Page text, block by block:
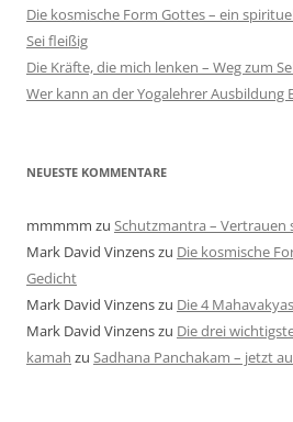
Die kosmische Form Gottes – ein
Sei fleißig
Die Kräfte, die mich lenken – Weg zum
Wer kann an der Yogalehrer Ausbildung
NEUESTE KOMMENTARE
mmmmm zu Schutzmantra – Vertrauen
Mark David Vinzenszu Die kosmische
Gedicht
Mark David Vinzenszu Die 4
Mark David Vinzenszu Die drei
kamah zu Sadhana Panchakam – jetzt